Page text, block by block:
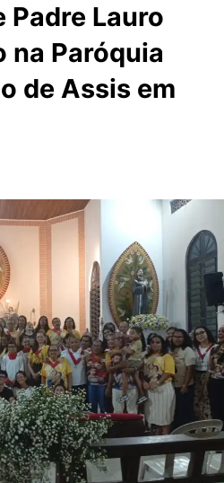
Padre Lauro
na Paróquia
de Assis em